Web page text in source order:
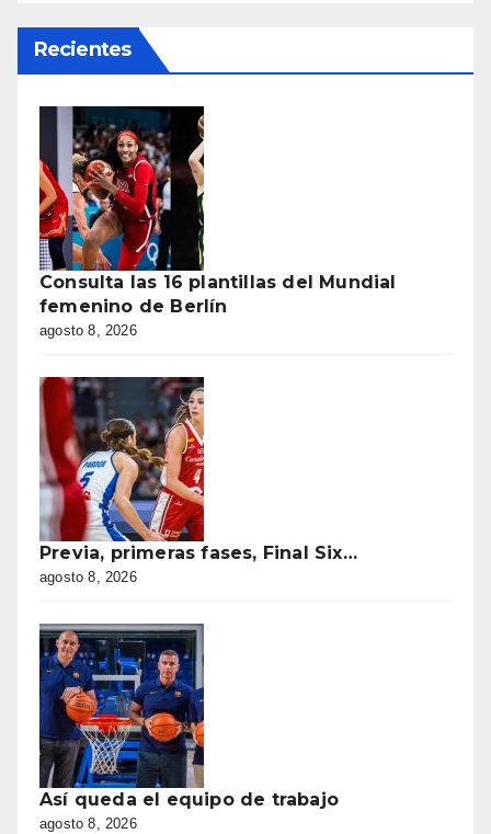
Recientes
Consulta las 16 plantillas del Mundial
femenino de Berlín
agosto 8, 2026
Previa, primeras fases, Final Six…
agosto 8, 2026
Así queda el equipo de trabajo
agosto 8, 2026